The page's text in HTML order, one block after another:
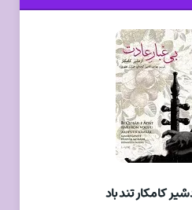
کامکار تند باد